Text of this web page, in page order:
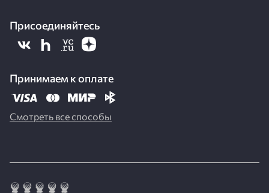
Присоединяйтесь
Принимаем к оплате
Смотреть все способы